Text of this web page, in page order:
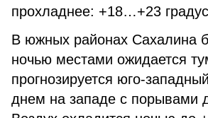
прохладнее: +18…+23
В южных районах Сахалина
ночью местами ожидается
прогнозируется юго-
днем на западе с порывами